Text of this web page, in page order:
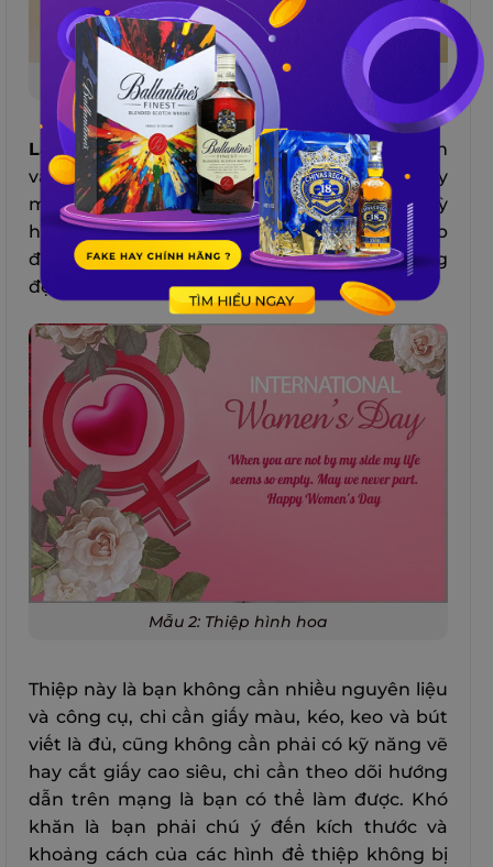
Mẫu 1: Thiệp hình hoa
Làm thiệp hình hoa tặng mẹrất dễ thực hiện
và đáng yêu. Nguyên liệu chỉ cần dùng giấy
màu để cắt ra các hình hoa, lá, cành hay bất kỳ
hình gì bạn thích, sau đó dán chúng lên thiệp
để tạo thành những họa tiết đơn giản nhưng
đẹp mắt và ngọt ngào.
Mẫu 2: Thiệp hình hoa
Thiệp này là bạn không cần nhiều nguyên liệu
và công cụ, chỉ cần giấy màu, kéo, keo và bút
viết là đủ, cũng không cần phải có kỹ năng vẽ
hay cắt giấy cao siêu, chỉ cần theo dõi hướng
dẫn trên mạng là bạn có thể làm được. Khó
khăn là bạn phải chú ý đến kích thước và
khoảng cách của các hình để thiệp không bị